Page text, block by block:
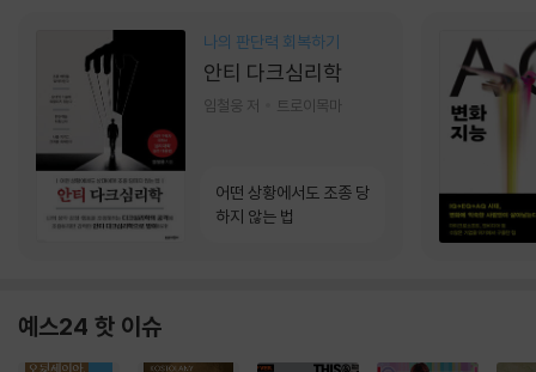
나의 판단력 회복하기
안티 다크심리학
임철웅 저 트로이목마
어떤 상황에서도 조종 당
하지 않는 법
예스24 핫 이슈